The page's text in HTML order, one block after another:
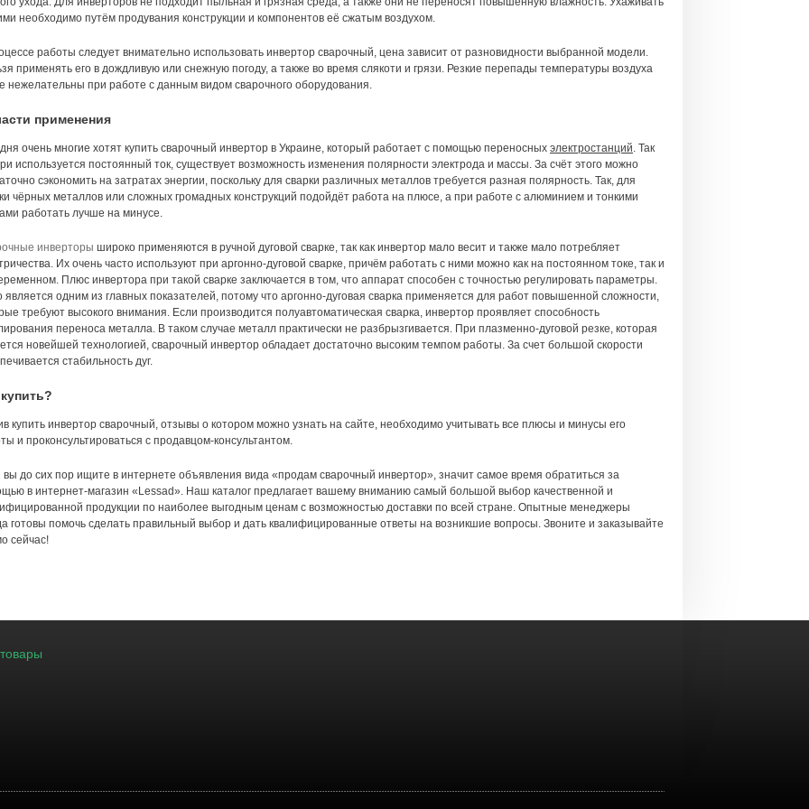
необходимо путём продувания конструкции и компонентов её сжатым воздухом.
работы следует внимательно использовать инвертор сварочный, цена зависит от разновидности выбранной модели.
применять его в дождливую или снежную погоду, а также во время слякоти и грязи. Резкие перепады температуры воздуха
нежелательны при работе с данным видом сварочного оборудования.
применения
очень многие хотят купить сварочный инвертор в Украине, который работает с помощью переносных электростанций. Так
используется постоянный ток, существует возможность изменения полярности электрода и массы. За счёт этого можно
сэкономить на затратах энергии, поскольку для сварки различных металлов требуется разная полярность. Так, для
чёрных металлов или сложных громадных конструкций подойдёт работа на плюсе, а при работе с алюминием и тонкими
работать лучше на минусе.
инверторы широко применяются в ручной дуговой сварке, так как инвертор мало весит и также мало потребляет
Их очень часто используют при аргонно-дуговой сварке, причём работать с ними можно как на постоянном токе, так и
Плюс инвертора при такой сварке заключается в том, что аппарат способен с точностью регулировать параметры.
является одним из главных показателей, потому что аргонно-дуговая сварка применяется для работ повышенной сложности,
требуют высокого внимания. Если производится полуавтоматическая сварка, инвертор проявляет способность
переноса металла. В таком случае металл практически не разбрызгивается. При плазменно-дуговой резке, которая
новейшей технологией, сварочный инвертор обладает достаточно высоким темпом работы. За счет большой скорости
стабильность дуг.
купить инвертор сварочный, отзывы о котором можно узнать на сайте, необходимо учитывать все плюсы и минусы его
и проконсультироваться с продавцом-консультантом.
вы до сих пор ищите в интернете объявления вида «продам сварочный инвертор», значит самое время обратиться за
в интернет-магазин «Lessad». Наш каталог предлагает вашему вниманию самый большой выбор качественной и
продукции по наиболее выгодным ценам с возможностью доставки по всей стране. Опытные менеджеры
готовы помочь сделать правильный выбор и дать квалифицированные ответы на возникшие вопросы. Звоните и заказывайте
сейчас!